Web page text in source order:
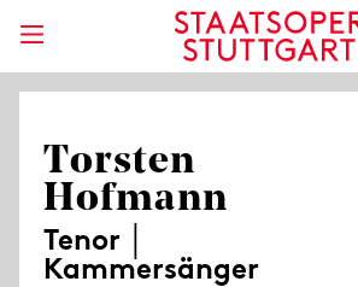
Torsten
Hofmann
Tenor │
Kammersänger